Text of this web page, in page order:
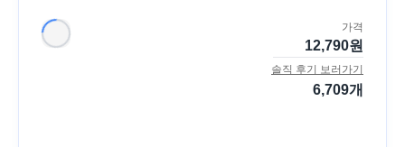
가격
12,790원
솔직 후기 보러가기
6,709개